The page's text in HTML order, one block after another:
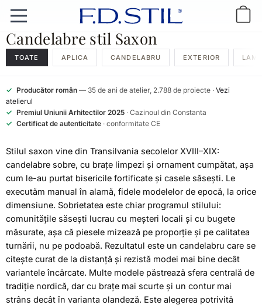
Candelabre stil Saxon
TOATE APLICA CANDELABRU EXTERIOR
✓ Producător român — 35 de ani de atelier, 2.788 de proiecte · Vezi
atelierul
✓ Premiul Uniunii Arhitectilor 2025 · Cazinoul din Constanta
✓ Certificat de autenticitate · conformitate CE
Stilul saxon vine din Transilvania secolelor XVIII–XIX:
candelabre sobre, cu brațe limpezi și ornament cumpătat, așa
cum le-au purtat bisericile fortificate și casele săsești. Le
executăm manual în alamă, fidele modelelor de epocă, la orice
dimensiune. Sobrietatea este chiar programul stilului:
comunitățile săsești lucrau cu meșteri locali și cu bugete
măsurate, așa că piesele mizează pe proporție și pe calitatea
turnării, nu pe podoabă. Rezultatul este un candelabru care se
citește curat de la distanță și rezistă modei mai bine decât
variantele încărcate. Multe modele păstrează sfera centrală de
tradiție nordică, dar cu brațe mai scurte și un contur mai
strâns decât în varianta olandeză. Este alegerea potrivită